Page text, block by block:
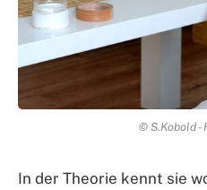
© S.Kobold -
In der Theorie kennt sie